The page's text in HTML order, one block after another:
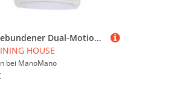
Kabelgebundener Dual-Motion-Technologie-Infrarot- und Mikrowellen-Wandmelder, Pir-Immunität, Haustier-Bewegungsmelder,
HOUSE
bei ManoMano